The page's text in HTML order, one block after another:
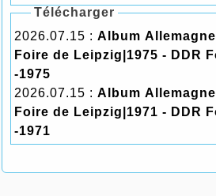
Télécharger
2026.07.15 : Album
Foire de Leipzig|1975 - DDR
-1975
2026.07.15 : Album
Foire de Leipzig|1971 - DDR
-1971